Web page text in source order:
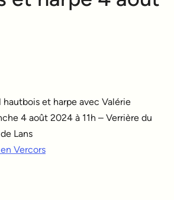
hautbois et harpe avec Valérie
4 août 2024 à 11h – Verrière du
Lans
Vercors